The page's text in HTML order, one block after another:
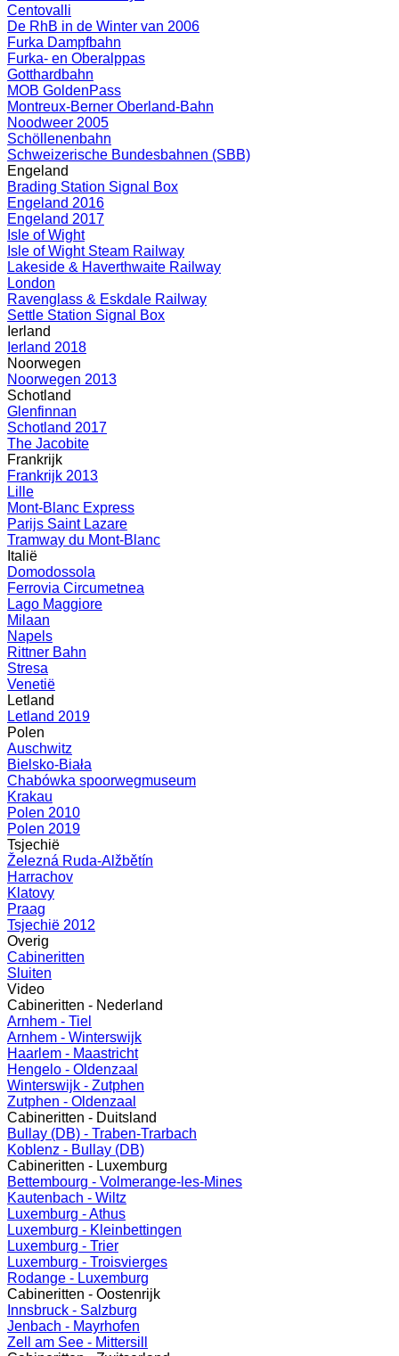
Centovalli
De RhB in de Winter van 2006
Furka Dampfbahn
Furka- en Oberalppas
Gotthardbahn
MOB GoldenPass
Montreux-Berner Oberland-Bahn
Noodweer 2005
Schöllenenbahn
Schweizerische Bundesbahnen (SBB)
Engeland
Brading Station Signal Box
Engeland 2016
Engeland 2017
Isle of Wight
Isle of Wight Steam Railway
Lakeside & Haverthwaite Railway
London
Ravenglass & Eskdale Railway
Settle Station Signal Box
Ierland
Ierland 2018
Noorwegen
Noorwegen 2013
Schotland
Glenfinnan
Schotland 2017
The Jacobite
Frankrijk
Frankrijk 2013
Lille
Mont-Blanc Express
Parijs Saint Lazare
Tramway du Mont-Blanc
Italië
Domodossola
Ferrovia Circumetnea
Lago Maggiore
Milaan
Napels
Rittner Bahn
Stresa
Venetië
Letland
Letland 2019
Polen
Auschwitz
Bielsko-Biała
Chabówka spoorwegmuseum
Krakau
Polen 2010
Polen 2019
Tsjechië
Železná Ruda-Alžbětín
Harrachov
Klatovy
Praag
Tsjechië 2012
Overig
Cabineritten
Sluiten
Video
Cabineritten - Nederland
Arnhem - Tiel
Arnhem - Winterswijk
Haarlem - Maastricht
Hengelo - Oldenzaal
Winterswijk - Zutphen
Zutphen - Oldenzaal
Cabineritten - Duitsland
Bullay (DB) - Traben-Trarbach
Koblenz - Bullay (DB)
Cabineritten - Luxemburg
Bettembourg - Volmerange-les-Mines
Kautenbach - Wiltz
Luxemburg - Athus
Luxemburg - Kleinbettingen
Luxemburg - Trier
Luxemburg - Troisvierges
Rodange - Luxemburg
Cabineritten - Oostenrijk
Innsbruck - Salzburg
Jenbach - Mayrhofen
Zell am See - Mittersill